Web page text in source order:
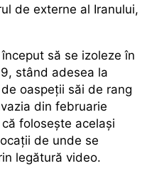
de externe al Iranului,
să se izoleze în
stând adesea la
oaspeții săi de rang
din februarie
folosește același
de unde se
legătură video.